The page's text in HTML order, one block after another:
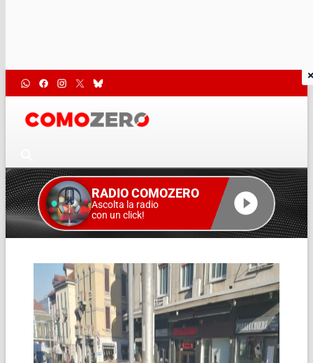
RADIO COMOZERO
Ascolta la radio
con un click!